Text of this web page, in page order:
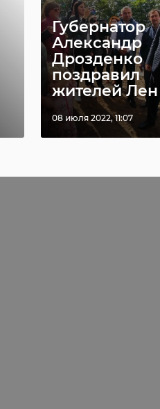
Губернатор
Александр
Дрозденко
поздравил
жителей Лен
08 июля 2022, 11:07